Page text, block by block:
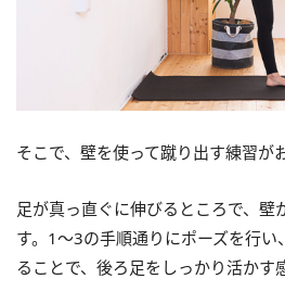
そこで、壁を使って蹴り出す練習が
足が真っ直ぐに伸びるところで、壁
す。1～3の手順通りにポーズを行
ることで、後ろ足をしっかり活かす